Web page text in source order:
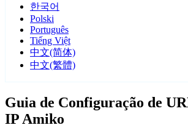
한국어
Polski
Português
Tiếng Việt
中文(简体)
中文(繁體)
Guia de Configuração de
IP Amiko